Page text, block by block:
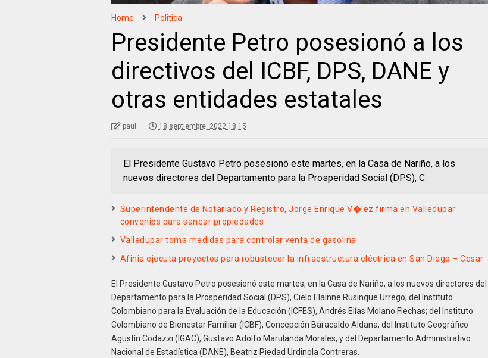
Home Politica
Presidente Petro posesionó a los
directivos del ICBF, DPS, DANE y
otras entidades estatales
paul 18 septiembre, 2022 18:15
El Presidente Gustavo Petro posesionó este martes, en la Casa de Nariño, a los
nuevos directores del Departamento para la Prosperidad Social (DPS), C
Superintendente de Notariado y Registro, Jorge Enrique V�lez firma en Valledupar
convenios para sanear propiedades
Valledupar toma medidas para controlar venta de gasolina
Afinia ejecuta proyectos para robustecer la infraestructura eléctrica en San Diego – Cesar
El Presidente Gustavo Petro posesionó este martes, en la Casa de Nariño, a los nuevos directores del
Departamento para la Prosperidad Social (DPS), Cielo Elainne Rusinque Urrego; del Instituto
Colombiano para la Evaluación de la Educación (ICFES), Andrés Elías Molano Flechas; del Instituto
Colombiano de Bienestar Familiar (ICBF), Concepción Baracaldo Aldana; del Instituto Geográfico
Agustín Codazzi (IGAC), Gustavo Adolfo Marulanda Morales, y del Departamento Administrativo
Nacional de Estadística (DANE), Beatriz Piedad Urdinola Contreras.